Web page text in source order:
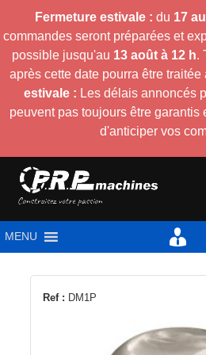
Fermeture estivale : du 17
commandes seront préparées et
possible jusqu'au 13 août à 12 h.
après cette date pourra être traitée
estivale : Les délais annoncés
peuvent pas toujours être garantis
d'anticiper vos
MENU
Ref : DM1P